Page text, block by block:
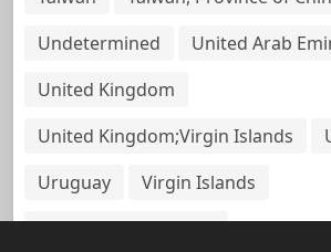
Undetermined
United Arab
United Kingdom
United Kingdom;Virgin Islands
Uruguay
Virgin Islands
Virgin Islands, British